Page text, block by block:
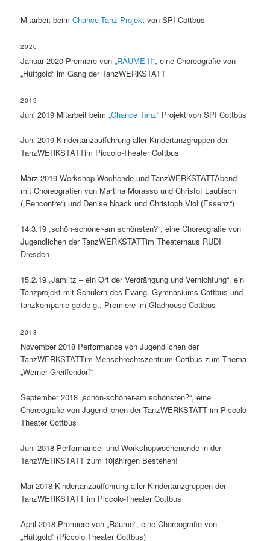
Mitarbeit beimChance-Tanz Projekt von SPI Cottbus
2020
Januar 2020 Premiere von „RÄUME II“, eine Choreografie von
„Hüftgold“ im Gang der TanzWERKSTATT
2019
Juni 2019 Mitarbeit beim„Chance Tanz“ Projekt von SPI Cottbus
Juni 2019 Kindertanzaufführung aller Kindertanzgruppen der
TanzWERKSTATTim Piccolo-Theater Cottbus
März 2019 Workshop-Wochende und TanzWERKSTATTAbend
mit Choreografien von Martina Morasso und Christof Laubisch
(„Rencontre“) und Denise Noack und Christoph Viol (Essenz“)
14.3.19 „schön-schöner-am schönsten?“, eine Choreografie von
Jugendlichen der TanzWERKSTATTim Theaterhaus RUDI
Dresden
15.2.19 „Jamlitz – ein Ort der Verdrängung und Vernichtung“, ein
Tanzprojekt mit Schülern des Evang. Gymnasiums Cottbus und
tanzkompanie golde g., Premiere im Gladhouse Cottbus
2018
November 2018 Performance von Jugendlichen der
TanzWERKSTATTim Menschrechtszentrum Cottbus zum Thema
„Werner Greiffendorf“
September 2018 „schön-schöner-am schönsten?“, eine
Choreografie von Jugendlichen der TanzWERKSTATT im Piccolo-
Theater Cottbus
Juni 2018 Performance- und Workshopwochenende in der
TanzWERKSTATT zum 10jähirgen Bestehen!
Mai 2018 Kindertanzaufführung aller Kindertanzgruppen der
TanzWERKSTATT im Piccolo-Theater Cottbus
April 2018 Premiere von „Räume“, eine Choreografie von
„Hüftgold“ (Piccolo Theater Cottbus)